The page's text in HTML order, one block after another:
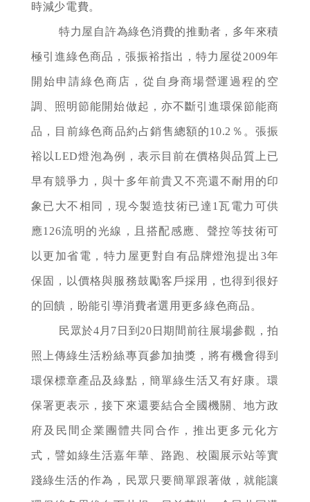
時減少電費。
特力屋自許為綠色消費的推動者，多年來積
極引進綠色商品，張振裕指出，特力屋從2009年
開始申請綠色商店，從自身商場營運過程的空
調、照明節能開始做起，亦不斷引進環保節能商
品，目前綠色商品約占銷售總額的10.2％。張振
裕以LED燈泡為例，表示目前在價格與品質上已
早有競爭力，與十多年前貴又不亮還不耐用的印
象已大不相同，現今製造技術已達1瓦電力可供
應126流明的光線，且搭配感應、聲控等技術可
以更加省電，特力屋更對自有品牌燈泡提出3年
保固，以價格與服務鼓勵客戶採用，也得到很好
的回饋，盼能引導消費者選用更多綠色商品。
民眾於4月7日到20日期間前往展場參觀，拍
照上傳綠生活粉絲專頁參加抽獎，將有機會得到
環保標章產品及綠點，簡單綠生活又有好康。環
保署更表示，接下來還要結合全國機關、地方政
府及民間企業團體共同合作，推出更多元化方
式，譬如綠生活嘉年華、路跑、校園展示站等實
踐綠生活的作為，民眾只要簡單跟著做，就能讓